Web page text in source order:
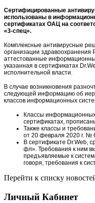
Сертифицированные
использованы в
сертификатах ОАЦ на
«3-спец».
Комплексные антивирусные
организации здравоохранения
аттестованные
указанная в сертификатах
исполнительной власти.
В случае возникновения
следующей информацию об
классов информационных
Классы
сертификатах,
Также классы и
от 20 февраля 2020 г. №
В сертификате Dr.Web,
фл». Требования к ним
предъявляемые к
говоря, требования к
Перейти к списку
Личный Кабинет